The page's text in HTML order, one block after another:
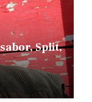
Split,